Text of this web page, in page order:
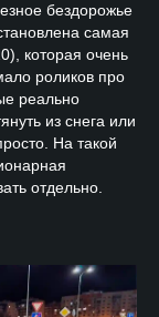
бездорожье
самая
которая очень
роликов про
реально
из снега или
На такой
отдельно.